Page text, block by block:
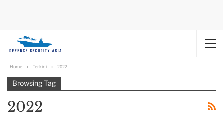
Home Terkini 2022
Browsing Tag
2022